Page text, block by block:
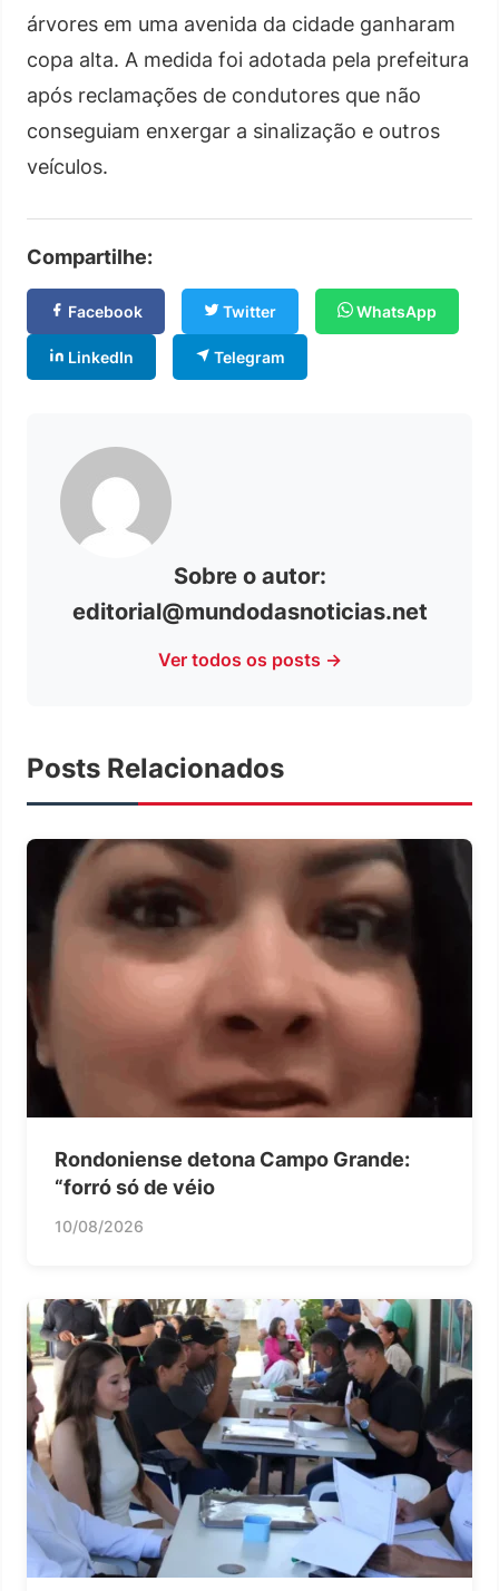
árvores em uma avenida da cidade ganharam
copa alta. A medida foi adotada pela prefeitura
após reclamações de condutores que não
conseguiam enxergar a sinalização e outros
veículos.
Compartilhe:
Facebook Twitter WhatsApp
LinkedIn Telegram
Sobre o autor:
editorial@mundodasnoticias.net
Ver todos os posts →
Posts Relacionados
Rondoniense detona Campo Grande:
“forró só de véio
10/08/2026